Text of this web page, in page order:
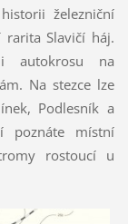
železniční
Slavičí háj.
autokrosu na
Na stezce lze
Podlesník a
poznáte místní
rostoucí u